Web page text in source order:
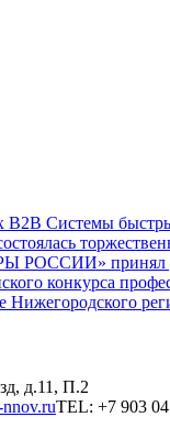
Системы
РОССИИ» принял
конкурса
Нижегородского
д.11, П.2
TEL: +7 903 04